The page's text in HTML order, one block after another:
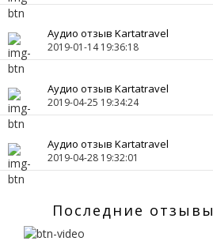
Аудио отзыв Kartatravel
2019-01-14 19:36:18
Аудио отзыв Kartatravel
2019-04-25 19:34:24
Аудио отзыв Kartatravel
2019-04-28 19:32:01
Последние отзывы